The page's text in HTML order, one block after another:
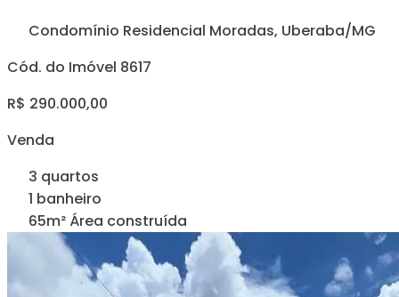
Condomínio Residencial Moradas, Uberaba/MG
Cód. do Imóvel 8617
R$ 290.000,00
Venda
3 quartos
1 banheiro
65m² Área construída